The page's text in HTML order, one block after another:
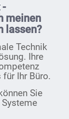
-
meinen
lassen?
Technik
Ihre
Ihr Büro.
Sie